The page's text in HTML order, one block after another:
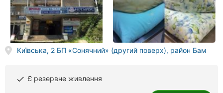
Кривий
Ріг
Миколаїв
Полтава
Київська, 2 БП «Сонячний» (другий поверх), район Бам
done Є резервне живлення